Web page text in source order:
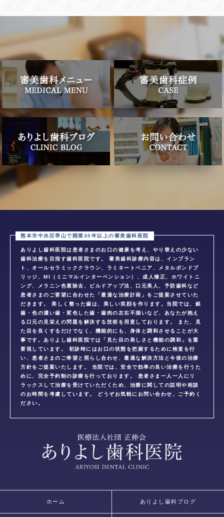
ありよし歯科医院は患者さまのお口の健康を考え、やり替えの少ない
歯科治療を目指す歯科医院です。 審美歯科診療内容は、インプラン
ト、オールセラミッククラウン、ラミネートベニア、メタルボンドブ
リッジ、MI（ミニマルインターベンション）、成人矯正、ホワイトニ
ング、メラニン色素除去、ビルドアップ法、口元美人、予防歯科など
患者さまのご要望に合わせた「最適な治療計画」をご提案させていた
だきます。 美しく整った歯は、美しい笑顔を作ります。当院では、銀
歯・色の濃い歯・変色した歯・歯肉の左右不揃いなど、あなたが抱え
る口元の見栄えの問題を解決する技術を用意しております。 また、見
た目を良くするだけでなく、機能的にも、身体と調和させることが大
事です。ありよし歯科医院では「見た目の美しさと機能の調和」を重
要視しています。 初診時にはお口の状態を把握するために検査を行
い、患者さまのご希望と照らし合わせ、最適な解決方法と今後の治療
方針をご提案いたします。 当院では、安全で効率の良い治療を行うた
めに、完全予約制の診療を行っております。 患者さま一人一人にリ
ラックスして治療を受けていただくため、治療に関しての説明や相談
のお時間を考慮しています。 どうぞお気軽にお問い合わせ、ご予約く
ださい。
ホーム ありよし歯科ブログ